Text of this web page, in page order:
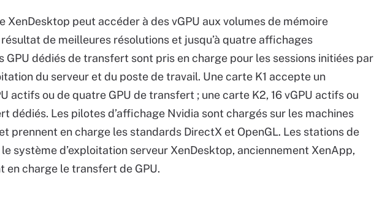
XenDesktop peut accéder à des vGPU aux volumes de mémoire
de meilleures résolutions et jusqu’à quatre affichages
GPU dédiés de transfert sont pris en charge pour les sessions initiées par
du serveur et du poste de travail. Une carte K1 accepte un
actifs ou de quatre GPU de transfert ; une carte K2, 16 vGPU actifs ou
dédiés. Les pilotes d’affichage Nvidia sont chargés sur les machines
prennent en charge les standards DirectX et OpenGL. Les stations de
système d’exploitation serveur XenDesktop, anciennement XenApp,
en charge le transfert de GPU.